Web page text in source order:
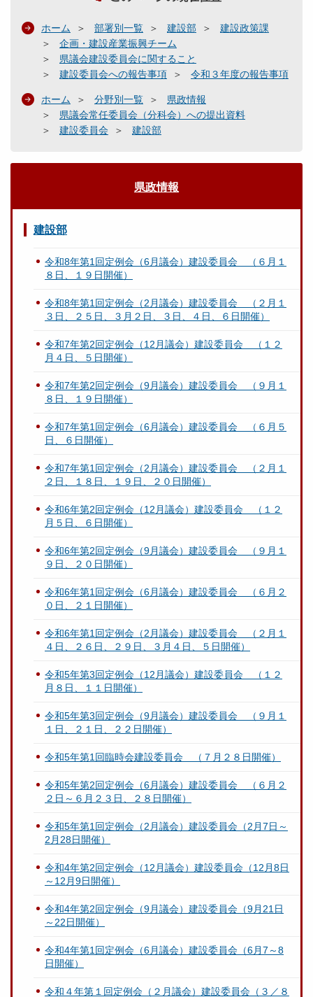
ホーム 部署別一覧 建設部
建設政策課
企画・建設産業振興チーム
県議会建設委員会に関すること
建設委員会への報告事項
令和３年度の報告事項
ホーム 分野別一覧
県政情報
県議会常任委員会（分科会）への提出資料
建設委員会
建設部
県政情報
建設部
令和8年第1回定例会（6月議会）建設委員会 （６月１
８日、１９日開催）
令和8年第1回定例会（2月議会）建設委員会 （２月１
３日、２５日、３月２日、３日、４日、６日開催）
令和7年第2回定例会（12月議会）建設委員会 （１２
月４日、５日開催）
令和7年第2回定例会（9月議会）建設委員会 （９月１
８日、１９日開催）
令和7年第1回定例会（6月議会）建設委員会 （６月５
日、６日開催）
令和7年第1回定例会（2月議会）建設委員会 （２月１
２日、１８日、１９日、２０日開催）
令和6年第2回定例会（12月議会）建設委員会 （１２
月５日、６日開催）
令和6年第2回定例会（9月議会）建設委員会 （９月１
９日、２０日開催）
令和6年第1回定例会（6月議会）建設委員会 （６月２
０日、２１日開催）
令和6年第1回定例会（2月議会）建設委員会 （２月１
４日、２６日、２９日、３月４日、５日開催）
令和5年第3回定例会（12月議会）建設委員会 （１２
月８日、１１日開催）
令和5年第3回定例会（9月議会）建設委員会 （９月１
１日、２１日、２２日開催）
令和5年第1回臨時会建設委員会 （７月２８日開催）
令和5年第2回定例会（6月議会）建設委員会 （６月２
２日～６月２３日、２８日開催）
令和5年第1回定例会（2月議会）建設委員会（2月7日～
2月28日開催）
令和4年第2回定例会（12月議会）建設委員会（12月8日
～12月9日開催）
令和4年第2回定例会（9月議会）建設委員会（9月21日
～22日開催）
令和4年第1回定例会（6月議会）建設委員会（6月7～8
日開催）
令和４年第１回定例会（２月議会）建設委員会（３／８